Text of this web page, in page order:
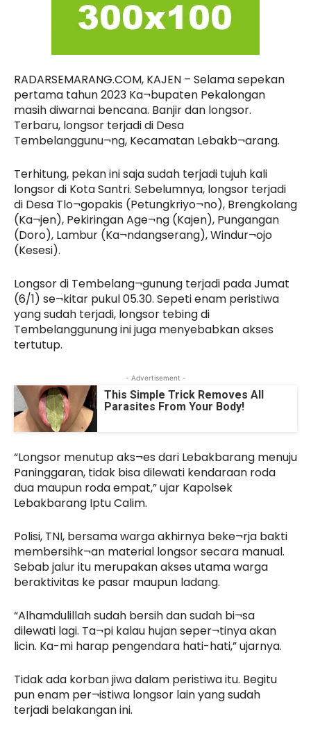
RADARSEMARANG.COM, KAJEN – Selama sepekan
pertama tahun 2023 Ka¬bupaten Pekalongan
masih diwarnai bencana. Banjir dan longsor.
Terbaru, longsor terjadi di Desa
Tembelanggunu¬ng, Kecamatan Lebakb¬arang.
Terhitung, pekan ini saja sudah terjadi tujuh kali
longsor di Kota Santri. Sebelumnya, longsor terjadi
di Desa Tlo¬gopakis (Petungkriyo¬no), Brengkolang
(Ka¬jen), Pekiringan Age¬ng (Kajen), Pungangan
(Doro), Lambur (Ka¬ndangserang), Windur¬ojo
(Kesesi).
Longsor di Tembelang¬gunung terjadi pada Jumat
(6/1) se¬kitar pukul 05.30. Sepeti enam peristiwa
yang sudah terjadi, longsor tebing di
Tembelanggunung ini juga menyebabkan akses
tertutup.
- Advertisement -
This Simple Trick Removes All
Parasites From Your Body!
“Longsor menutup aks¬es dari Lebakbarang menuju
Paninggaran, tidak bisa dilewati kendaraan roda
dua maupun roda empat,” ujar Kapolsek
Lebakbarang Iptu Calim.
Polisi, TNI, bersama warga akhirnya beke¬rja bakti
membersihk¬an material longsor secara manual.
Sebab jalur itu merupakan akses utama warga
beraktivitas ke pasar maupun ladang.
“Alhamdulillah sudah bersih dan sudah bi¬sa
dilewati lagi. Ta¬pi kalau hujan seper¬tinya akan
licin. Ka-mi harap pengendara hati-hati,” ujarnya.
Tidak ada korban jiwa dalam peristiwa itu. Begitu
pun enam per¬istiwa longsor lain yang sudah
terjadi belakangan ini.